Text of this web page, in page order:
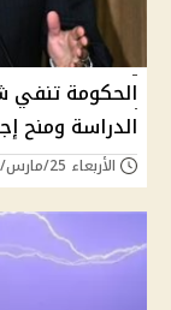
الحكومة تنفي
الدراسة ومنح
الأربعاء 25/مارس/2026 - 05:22 م